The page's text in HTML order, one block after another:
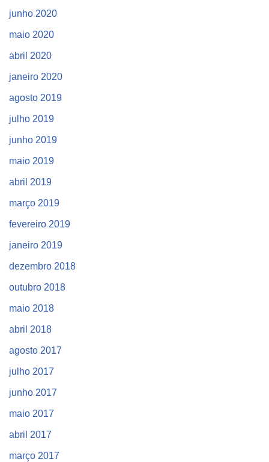
junho 2020
maio 2020
abril 2020
janeiro 2020
agosto 2019
julho 2019
junho 2019
maio 2019
abril 2019
março 2019
fevereiro 2019
janeiro 2019
dezembro 2018
outubro 2018
maio 2018
abril 2018
agosto 2017
julho 2017
junho 2017
maio 2017
abril 2017
março 2017